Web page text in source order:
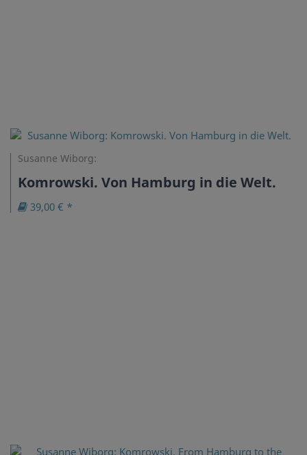
Susanne Wiborg:
Komrowski. Von Hamburg in die Welt.
39,00 € *